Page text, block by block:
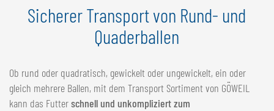
ENGLISH
FRANÇAIS
POLSKI
ČESKÝ
BELGIEN
GÖWEIL BNL
Sicherer Transport von Rund- und
Quaderballen
Ob rund oder quadratisch, gewickelt oder ungewickelt, ein oder
gleich mehrere Ballen, mit dem Transport Sortiment von GÖWEIL
kann das Futterschnell und unkompliziert zum